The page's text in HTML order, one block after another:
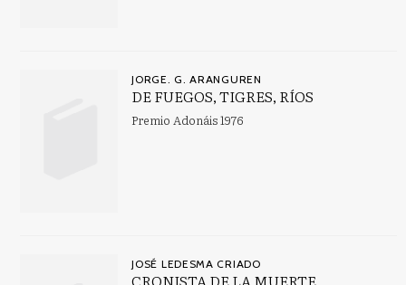
JORGE. G. ARANGUREN
DE FUEGOS, TIGRES, RÍOS
Premio Adonáis 1976
JOSÉ LEDESMA CRIADO
CRONISTA DE LA MUERTE